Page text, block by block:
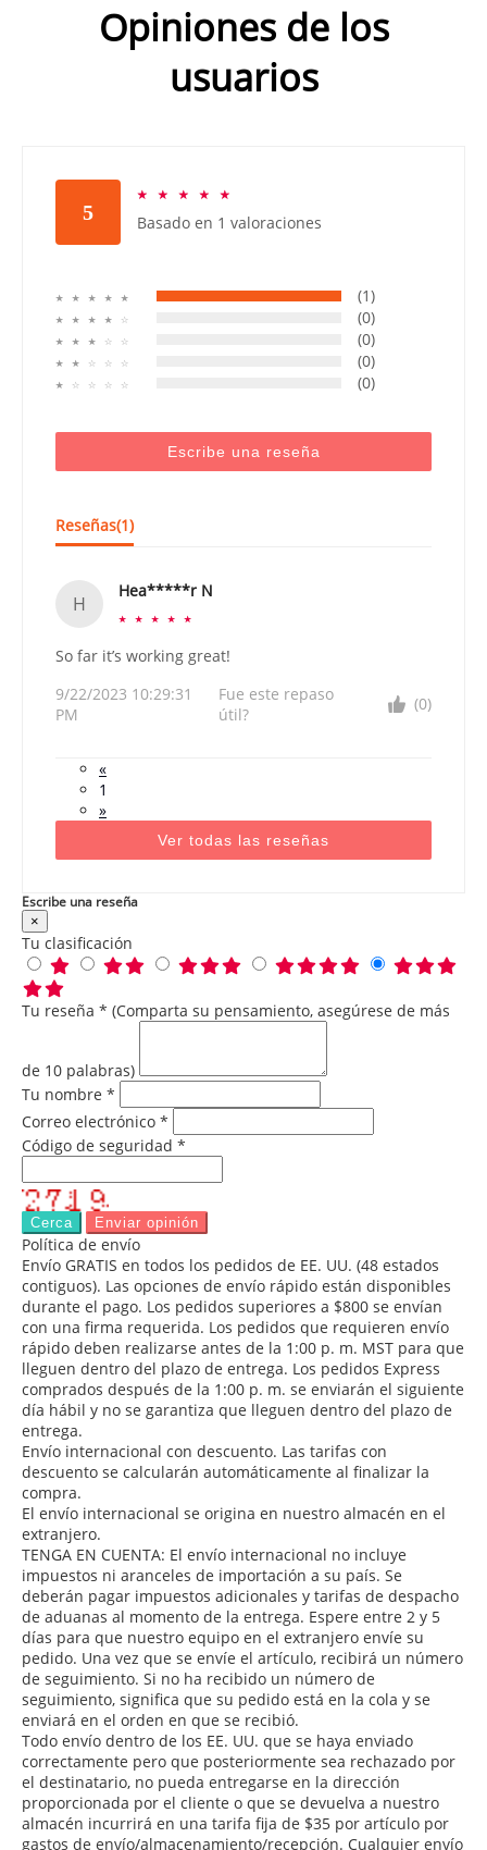
Opiniones de los
usuarios
5
☆ ☆ ☆ ☆ ☆
Basado en 1 valoraciones
☆ ☆ ☆ ☆ ☆ (1)
☆ ☆ ☆ ☆ ☆ (0)
☆ ☆ ☆ ☆ ☆ (0)
☆ ☆ ☆ ☆ ☆ (0)
☆ ☆ ☆ ☆ ☆ (0)
Escribe una reseña
Reseñas(1)
H
Hea*****r N
☆ ☆ ☆ ☆ ☆
So far it’s working great!
9/22/2023 10:29:31
PM
Fue este repaso
útil?
(0)
«
1
»
Ver todas las reseñas
Escribe una reseña
×
Tu clasificación
Tu reseña * (Comparta su pensamiento, asegúrese de más
de 10 palabras)
Tu nombre *
Correo electrónico *
Código de seguridad *
Cerca Enviar opinión
Política de envío
Envío GRATIS en todos los pedidos de EE. UU. (48 estados
contiguos). Las opciones de envío rápido están disponibles
durante el pago. Los pedidos superiores a $800 se envían
con una firma requerida. Los pedidos que requieren envío
rápido deben realizarse antes de la 1:00 p. m. MST para que
lleguen dentro del plazo de entrega. Los pedidos Express
comprados después de la 1:00 p. m. se enviarán el siguiente
día hábil y no se garantiza que lleguen dentro del plazo de
entrega.
Envío internacional con descuento. Las tarifas con
descuento se calcularán automáticamente al finalizar la
compra.
El envío internacional se origina en nuestro almacén en el
extranjero.
TENGA EN CUENTA: El envío internacional no incluye
impuestos ni aranceles de importación a su país. Se
deberán pagar impuestos adicionales y tarifas de despacho
de aduanas al momento de la entrega. Espere entre 2 y 5
días para que nuestro equipo en el extranjero envíe su
pedido. Una vez que se envíe el artículo, recibirá un número
de seguimiento. Si no ha recibido un número de
seguimiento, significa que su pedido está en la cola y se
enviará en el orden en que se recibió.
Todo envío dentro de los EE. UU. que se haya enviado
correctamente pero que posteriormente sea rechazado por
el destinatario, no pueda entregarse en la dirección
proporcionada por el cliente o que se devuelva a nuestro
almacén incurrirá en una tarifa fija de $35 por artículo por
gastos de envío/almacenamiento/recepción. Cualquier envío